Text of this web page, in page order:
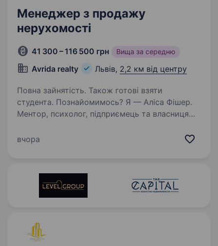
Менеджер з продажу
нерухомості
41 300 – 116 500 грн Вища за середню
Avrida realty Львів, 2,2 км від центру
Повна зайнятість. Також готові взяти
студента. Познайомимось? Я — Аліса Фішер.
Ментор, психолог, підприємець та власниця
Про нас: Ми — команда Avrida, яка змінює
вчора